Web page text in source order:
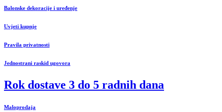
Balonske dekoracije i uređenje
Uvjeti kupnje
Pravila privatnosti
Jednostrani raskid ugovora
Rok dostave 3 do 5 radnih dana
Maloprodaja